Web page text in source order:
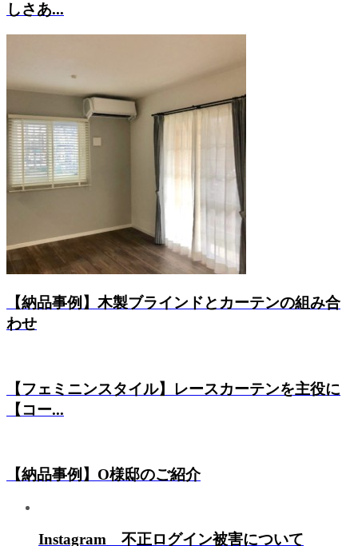
しさあ...
【納品事例】木製ブラインドとカーテンの組み合
わせ
【フェミニンスタイル】レースカーテンを主役に
【コー...
【納品事例】O様邸のご紹介
Instagram 不正ログイン被害について